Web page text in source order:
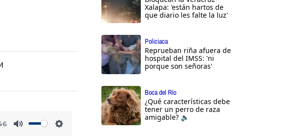
Xalapa: 'están hartos de
que diario les falte la luz'
Policiaca
Reprueban riña afuera de
hospital del IMSS: 'ni
porque son señoras'
Boca del Río
¿Qué características debe
tener un perro de raza
amigable? 🔈